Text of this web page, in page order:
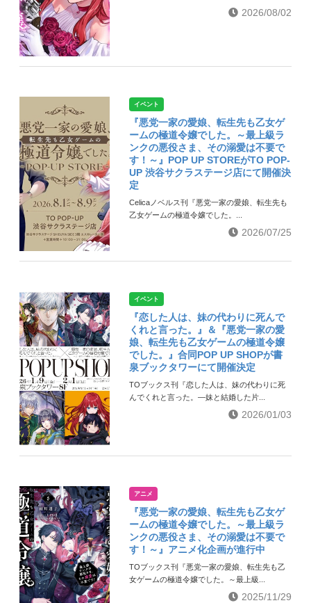
2026/08/02
イベント
『悪党一家の愛娘、転生先も乙女ゲ
ームの極道令嬢でした。～最上級ラ
ンクの悪役さま、その溺愛は不要で
す！～』POP UP STOREがTO POP-
UP 渋谷サクラステージ店にて開催決
定
Celicaノベルス刊『悪党一家の愛娘、転生先も
乙女ゲームの極道令嬢でした。...
2026/07/25
イベント
『恋した人は、妹の代わりに死んで
くれと言った。』＆『悪党一家の愛
娘、転生先も乙女ゲームの極道令嬢
でした。』合同POP UP SHOPが書
泉ブックタワーにて開催決定
TOブックス刊『恋した人は、妹の代わりに死
んでくれと言った。―妹と結婚した片...
2026/01/03
アニメ
『悪党一家の愛娘、転生先も乙女ゲ
ームの極道令嬢でした。～最上級ラ
ンクの悪役さま、その溺愛は不要で
す！～』アニメ化企画が進行中
TOブックス刊『悪党一家の愛娘、転生先も乙
女ゲームの極道令嬢でした。～最上級...
2025/11/29